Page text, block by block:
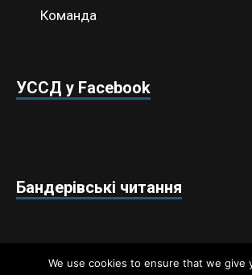
Команда
УССД у Facebook
Бандерівські читання
We use cookies to ensure that we give